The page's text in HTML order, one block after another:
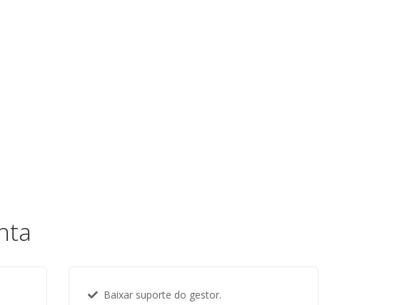
Baixar suporte do gestor.